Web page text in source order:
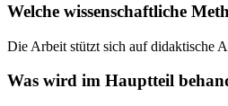
Welche wissenschaftliche
Die Arbeit stützt sich auf didaktische
Was wird im Hauptteil